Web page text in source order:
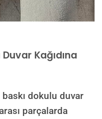
Kağıdına
dokulu duvar
parçalarda